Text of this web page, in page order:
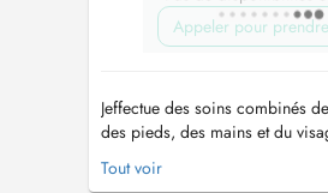
Appeler pour
Jeffectue des soins combinés
des pieds, des mains et du
méthode Eunice Ingham. Depuis
années, je suis une partisane de
Tout voir